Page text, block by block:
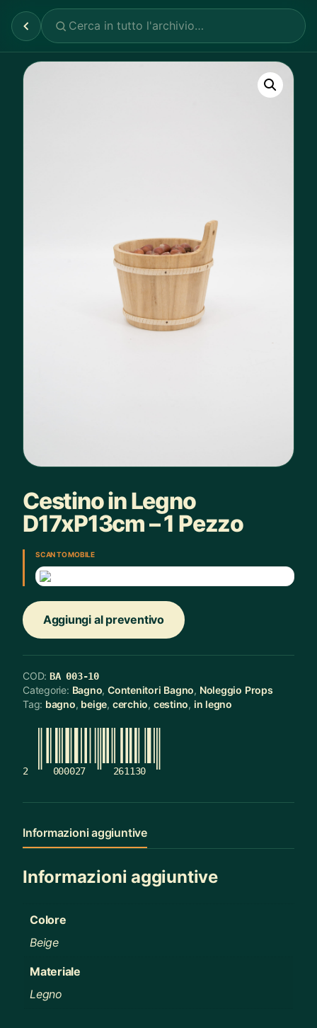
Cestino in Legno
D17xP13cm – 1 Pezzo
SCAN TO MOBILE
Aggiungi al preventivo
COD: BA 003-10
Categorie: Bagno, Contenitori Bagno, Noleggio Props
Tag: bagno, beige, cerchio, cestino, in legno
2 000027 261130
Informazioni aggiuntive
Informazioni aggiuntive
Colore
Beige
Materiale
Legno